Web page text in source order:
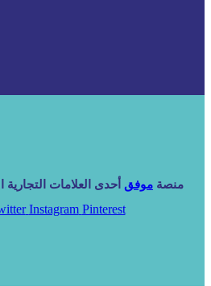
منصة موفق أحدى العلامات التجارية
Instagram Pinterest